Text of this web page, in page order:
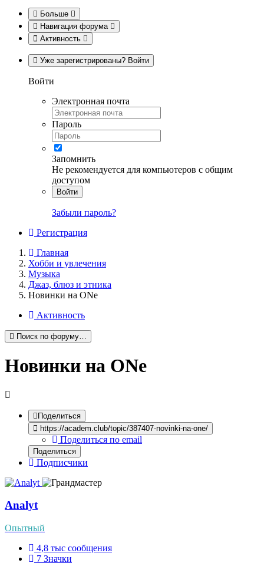
Больше
Навигация форума
Активность
Уже зарегистрированы? Войти
Войти
Электронная почта
Пароль
Запомнить
Не рекомендуется для компьютеров с общим
доступом
Войти
Забыли пароль?
Регистрация
Главная
Хобби и увлечения
Музыка
Джаз, блюз и этника
Новинки на ONe
Активность
Поиск по форуму…
Новинки на ONe
Поделиться
https://academ.club/topic/387407-novinki-na-one/
Поделиться по email
Поделиться
Подписчики
Analyt
Опытный
4,8 тыс сообщения
7 Значки